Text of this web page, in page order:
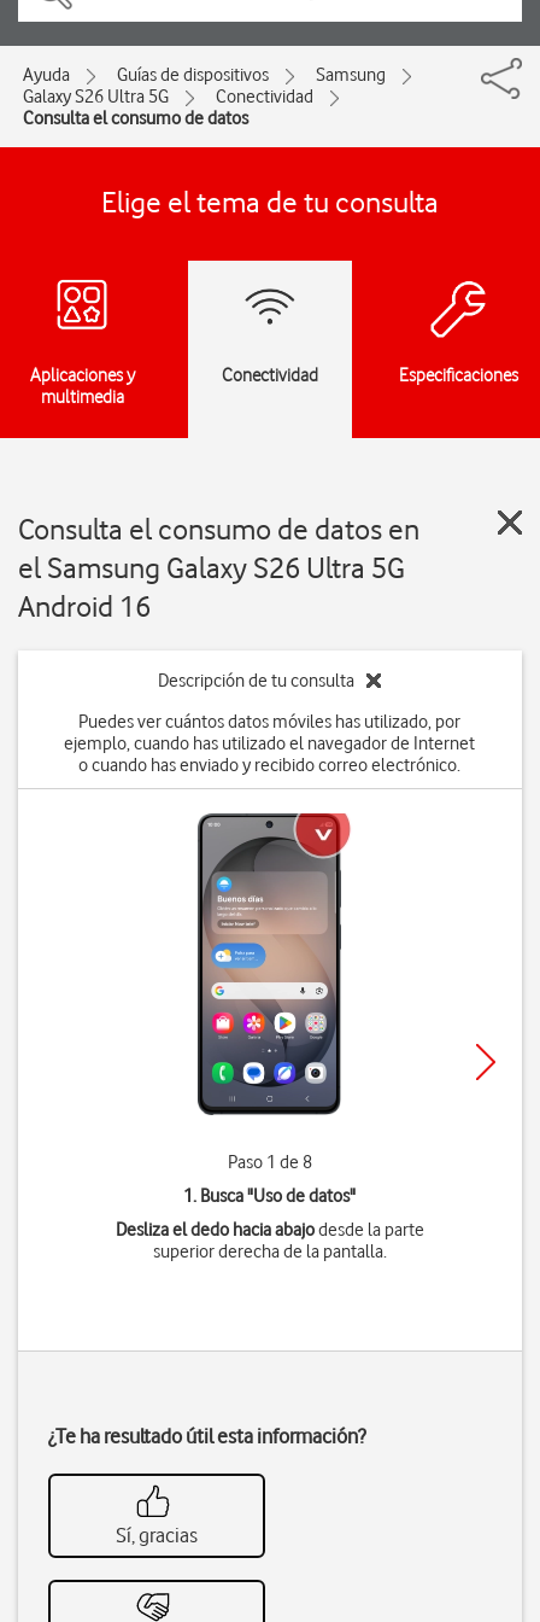
Ayuda Guías de dispositivos
Samsung
Galaxy S26 Ultra 5G
Conectividad
Consulta el consumo de datos
Elige el tema de tu consulta
Aplicaciones y
multimedia
Conectividad Especificaciones
Consulta el consumo de datos en
el Samsung Galaxy S26 Ultra 5G
Android 16
Descripción de tu consulta
Puedes ver cuántos datos móviles has utilizado, por
ejemplo, cuando has utilizado el navegador de Internet
o cuando has enviado y recibido correo electrónico.
Paso 1 de 8
1. Busca "Uso de datos"
Desliza el dedo hacia abajodesde la parte
superior derecha de la pantalla.
¿Te ha resultado útil esta información?
Sí, gracias